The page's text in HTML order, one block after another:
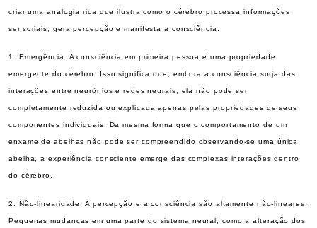
criar uma analogia rica que ilustra como o cérebro processa informações
sensoriais, gera percepção e manifesta a consciência.
1. Emergência: A consciência em primeira pessoa é uma propriedade
emergente do cérebro. Isso significa que, embora a consciência surja das
interações entre neurônios e redes neurais, ela não pode ser
completamente reduzida ou explicada apenas pelas propriedades de seus
componentes individuais. Da mesma forma que o comportamento de um
enxame de abelhas não pode ser compreendido observando-se uma única
abelha, a experiência consciente emerge das complexas interações dentro
do cérebro.
2. Não-linearidade: A percepção e a consciência são altamente não-lineares.
Pequenas mudanças em uma parte do sistema neural, como a alteração dos